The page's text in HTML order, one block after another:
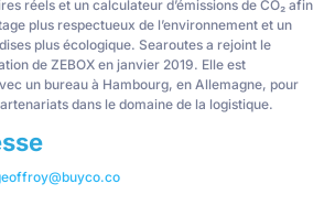
réels et un calculateur d’émissions de CO₂ afin
plus respectueux de l’environnement et un
plus écologique. Searoutes a rejoint le
de ZEBOX en janvier 2019. Elle est
un bureau à Hambourg, en Allemagne, pour
dans le domaine de la logistique.